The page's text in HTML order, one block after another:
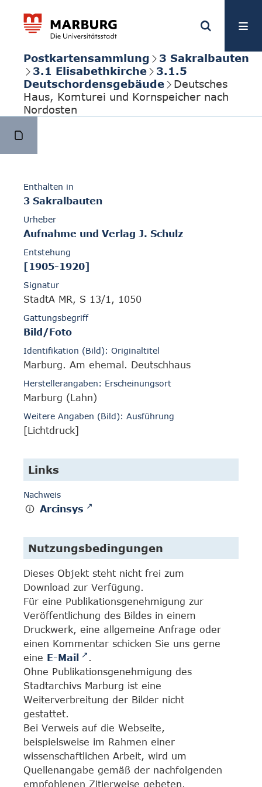
Postkartensammlung
3 Sakralbauten
3.1 Elisabethkirche
3.1.5
Deutschordensgebäude
Deutsches
Haus, Komturei und Kornspeicher nach
Nordosten
Enthalten in
3 Sakralbauten
Urheber
Aufnahme und Verlag J. Schulz
Entstehung
[1905-1920]
Signatur
StadtA MR, S 13/1, 1050
Gattungsbegriff
Bild/Foto
Identifikation (Bild): Originaltitel
Marburg. Am ehemal. Deutschhaus
Herstellerangaben: Erscheinungsort
Marburg (Lahn)
Weitere Angaben (Bild): Ausführung
[Lichtdruck]
Links
Nachweis
Arcinsys
Nutzungsbedingungen
Dieses Objekt steht nicht frei zum
Download zur Verfügung.
Für eine Publikationsgenehmigung zur
Veröffentlichung des Bildes in einem
Druckwerk, eine allgemeine Anfrage oder
einen Kommentar schicken Sie uns gerne
eine E-Mail
.
Ohne Publikationsgenehmigung des
Stadtarchivs Marburg ist eine
Weiterverbreitung der Bilder nicht
gestattet.
Bei Verweis auf die Webseite,
beispielsweise im Rahmen einer
wissenschaftlichen Arbeit, wird um
Quellenangabe gemäß der nachfolgenden
empfohlenen Zitierweise gebeten.